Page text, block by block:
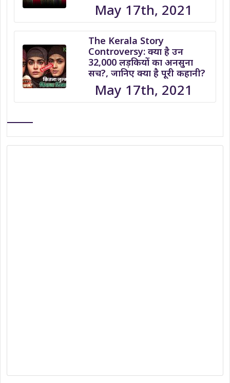
May 17th, 2021
The Kerala Story
Controversy: क्या है उन
32,000 लड़कियों का अनसुना
सच?, जानिए क्या है पूरी कहानी?
May 17th, 2021